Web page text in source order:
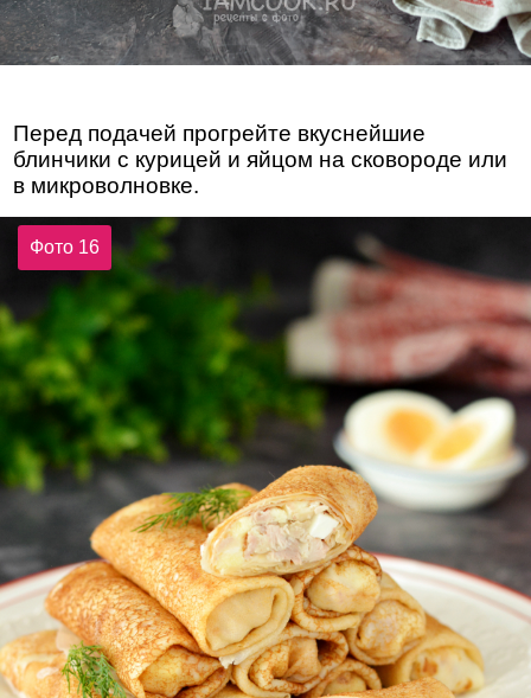
Перед подачей прогрейте вкуснейшие
блинчики с курицей и яйцом на сковороде или
в микроволновке.
Фото 16